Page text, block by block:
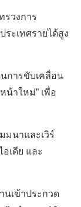
รวงการ
ะเทศรายได้สูง
การขับเคลื่อน
น้าใหม่” เพื่อ
มนาและเวิร์
เดีย และ
เข้าประกวด